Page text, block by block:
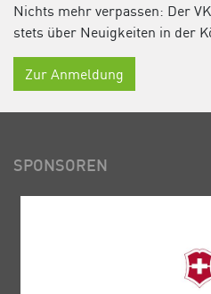
Nichts mehr verpassen: Der
stets über Neuigkeiten in der
Zur Anmeldung
SPONSOREN